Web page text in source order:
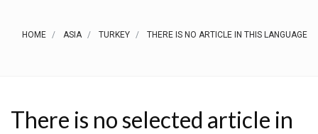
HOME ASIA TURKEY THERE IS NO ARTICLE IN THIS LANGUAGE
There is no selected article in